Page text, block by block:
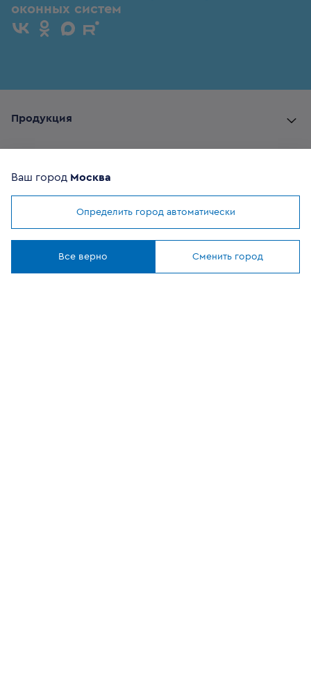
Мы используем cookies
оконных систем
Продукция
Где купить
Ваш город Москва
Определить город автоматически
Все верно Сменить город